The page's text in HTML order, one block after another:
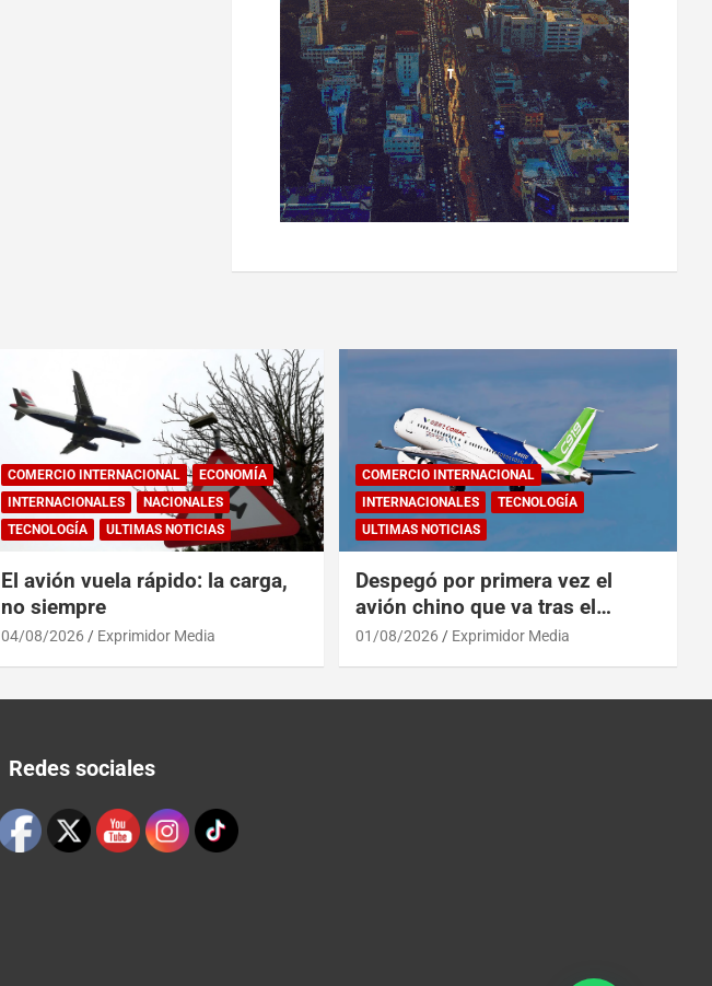
COMERCIO INTERNACIONAL
ECONOMÍA
INTERNACIONALES
NACIONALES
TECNOLOGÍA
ULTIMAS NOTICIAS
El avión vuela rápido: la carga,
no siempre
04/08/2026 Exprimidor Media
COMERCIO INTERNACIONAL
INTERNACIONALES
TECNOLOGÍA
ULTIMAS NOTICIAS
Despegó por primera vez el
avión chino que va tras el
reinado del A319 en el Tíbet
01/08/2026 Exprimidor Media
Redes sociales
Set Youtube Channel ID